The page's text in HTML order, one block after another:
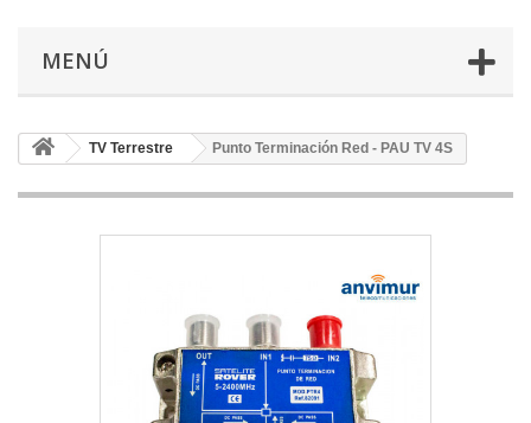
MENÚ
TV Terrestre Punto Terminación Red - PAU TV 4S